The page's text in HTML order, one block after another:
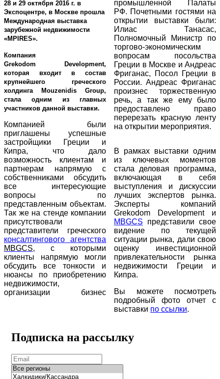
28 и 29 октября 2016 г. в
Экспоцентре, в Москвe прошла
Международная выставка
зарубежной недвижимости
«MPIRES».
Компания
Grekodom
Development,
которая входит в состав
крупнейшего греческого
холдинга
Mouzenidis Group,
стала одним из главных
участников данной выставки.
Компанией были
приглашены
успешные
застройщики Греции и
Кипра, что дало
возможность
клиентам и
партнерам напрямую c
собственниками обсудить
все интересующие
вопросы по
представленным объектам.
Так же на стенде компании
присутствовали
представители греческого
консалтингового агентства
MBGCS, с которыми
клиенты напрямую могли
обсудить все тонкости и
нюансы по приобретению
недвижимости,
организации бизнес
промышленной Палаты
РФ. Почетными гостями на
открытии выставки были:
Илиас Танасас,
Полномочный Министр по
торгово-экономическим
вопросам посольства
Греции в Москве и Андреас
Фриганас, Посол Греции в
России. Андреас Фриганас
произнес торжественную
речь, а так же ему было
предоставлено право
перерезать красную ленту
на открытии мероприятия.
В рамках выставки одним
из ключевых моментов
стала деловая программа,
включающая в себя
выступления и дискуссии
лучших экспертов рынка.
Эксперты компаний
Grekodom
Developmentи
MBGCS представили свое
видение по текущей
ситуации рынка, дали свою
оценку инвестиционной
привлекательности рынка
недвижимости Греции и
Кипра.
Вы можете посмотреть
подробный фото отчет с
выставки по ссылки.
Подписка на рассылку